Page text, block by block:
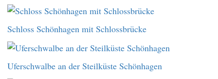
Schloss Schönhagen mit Schlossbrücke
Uferschwalbe an der Steilküste Schönhagen